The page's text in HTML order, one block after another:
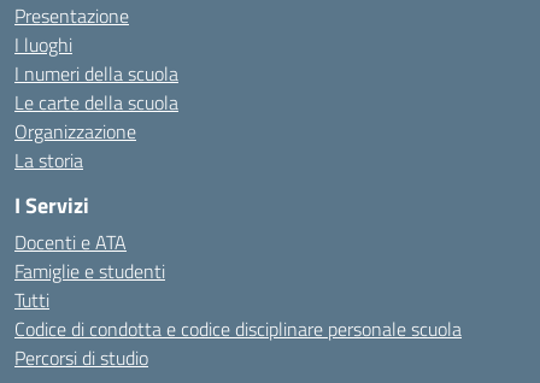
Presentazione
I luoghi
I numeri della scuola
Le carte della scuola
Organizzazione
La storia
I Servizi
Docenti e ATA
Famiglie e studenti
Tutti
Codice di condotta e codice disciplinare personale scuola
Percorsi di studio